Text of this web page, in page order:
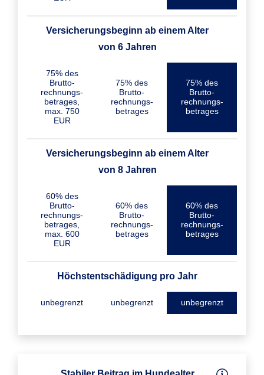
Versicherungs­beginn ab einem Alter
von 6 Jahren
75% des
Brutto­
rechnungs­
betrages,
max. 750
EUR
75% des
Brutto­
rechnungs­
betrages
75% des
Brutto­
rechnungs­
betrages
Versicherungs­beginn ab einem Alter
von 8 Jahren
60% des
Brutto­
rechnungs­
betrages,
max. 600
EUR
60% des
Brutto­
rechnungs­
betrages
60% des
Brutto­
rechnungs­
betrages
Höchst­entschädigung pro Jahr
unbegrenzt unbegrenzt unbegrenzt